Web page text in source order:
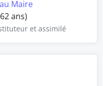
Maire
ans)
et assimilé